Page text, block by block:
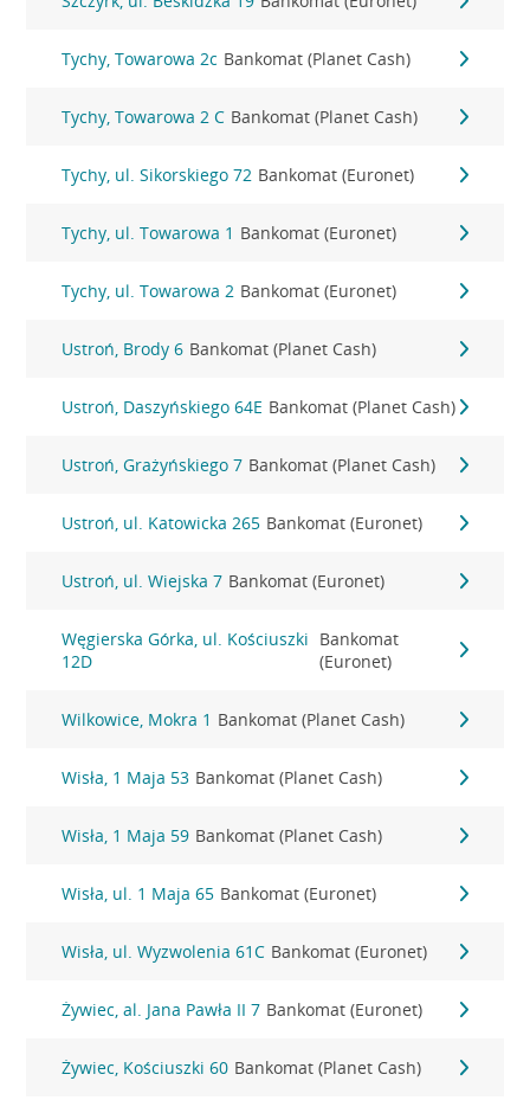
Tychy, Towarowa 2c Bankomat (Planet Cash)
Tychy, Towarowa 2 C Bankomat (Planet Cash)
Tychy, ul. Sikorskiego 72 Bankomat (Euronet)
Tychy, ul. Towarowa 1 Bankomat (Euronet)
Tychy, ul. Towarowa 2 Bankomat (Euronet)
Ustroń, Brody 6 Bankomat (Planet Cash)
Ustroń, Daszyńskiego 64E Bankomat (Planet Cash)
Ustroń, Grażyńskiego 7 Bankomat (Planet Cash)
Ustroń, ul. Katowicka 265 Bankomat (Euronet)
Ustroń, ul. Wiejska 7 Bankomat (Euronet)
Węgierska Górka, ul. Kościuszki
12D
Bankomat
(Euronet)
Wilkowice, Mokra 1 Bankomat (Planet Cash)
Wisła, 1 Maja 53 Bankomat (Planet Cash)
Wisła, 1 Maja 59 Bankomat (Planet Cash)
Wisła, ul. 1 Maja 65 Bankomat (Euronet)
Wisła, ul. Wyzwolenia 61C Bankomat (Euronet)
Żywiec, al. Jana Pawła II 7 Bankomat (Euronet)
Żywiec, Kościuszki 60 Bankomat (Planet Cash)